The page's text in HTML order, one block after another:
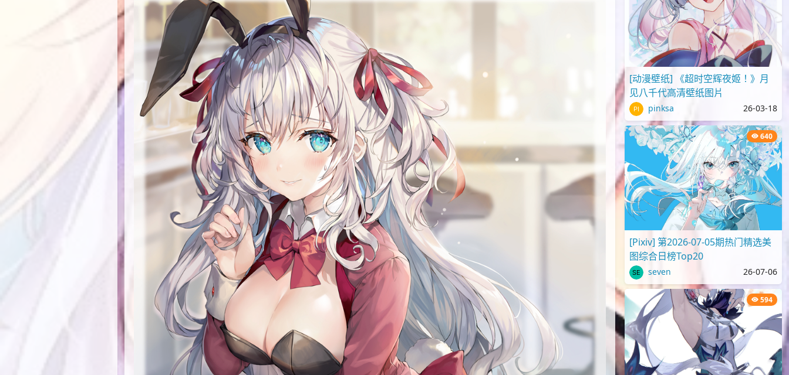
[动漫壁纸] 《超时空辉夜姬！》月
见八千代高清壁纸图片
pinksa 26-03-18
640
[Pixiv] 第2026-07-05期热门精选美
图综合日榜Top20
seven 26-07-06
594